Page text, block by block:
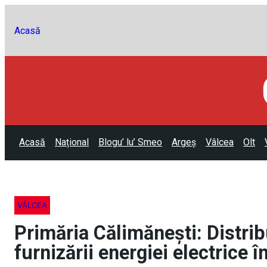
Acasă
Acasă Național Blogu’ lu’ Smeo Argeș Vâlcea Olt
VÂLCEA
Primăria Călimănești:
furnizării energiei electrice